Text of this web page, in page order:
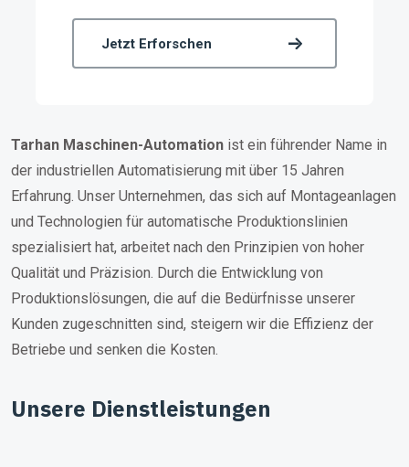
Jetzt Erforschen
Tarhan Maschinen-Automation ist ein führender Name in
der industriellen Automatisierung mit über 15 Jahren
Erfahrung. Unser Unternehmen, das sich auf Montageanlagen
und Technologien für automatische Produktionslinien
spezialisiert hat, arbeitet nach den Prinzipien von hoher
Qualität und Präzision. Durch die Entwicklung von
Produktionslösungen, die auf die Bedürfnisse unserer
Kunden zugeschnitten sind, steigern wir die Effizienz der
Betriebe und senken die Kosten.
Unsere Dienstleistungen